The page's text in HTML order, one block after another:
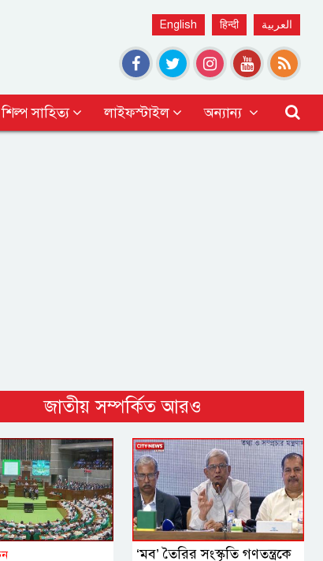
English हिन्दी العربية
শিল্প সাহিত্য লাইফস্টাইল অন্যান্য
জাতীয় সম্পর্কিত আরও
‘মব’ তৈরির সংস্কৃতি গণতন্ত্রকে